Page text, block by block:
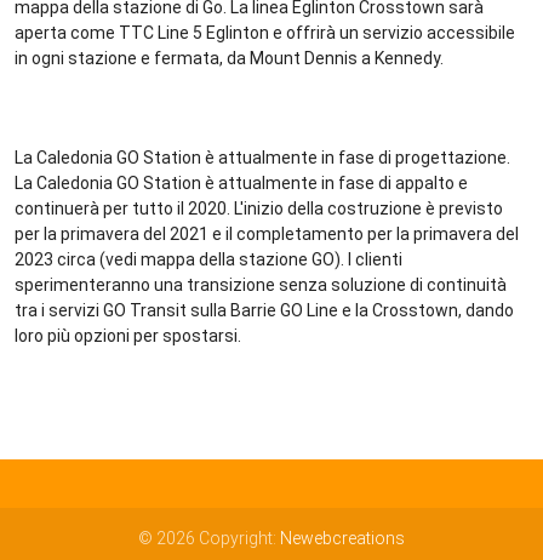
mappa della stazione di Go. La linea Eglinton Crosstown sarà
aperta come TTC Line 5 Eglinton e offrirà un servizio accessibile
in ogni stazione e fermata, da Mount Dennis a Kennedy.
La Caledonia GO Station è attualmente in fase di progettazione.
La Caledonia GO Station è attualmente in fase di appalto e
continuerà per tutto il 2020. L'inizio della costruzione è previsto
per la primavera del 2021 e il completamento per la primavera del
2023 circa (vedi mappa della stazione GO). I clienti
sperimenteranno una transizione senza soluzione di continuità
tra i servizi GO Transit sulla Barrie GO Line e la Crosstown, dando
loro più opzioni per spostarsi.
© 2026 Copyright: Newebcreations